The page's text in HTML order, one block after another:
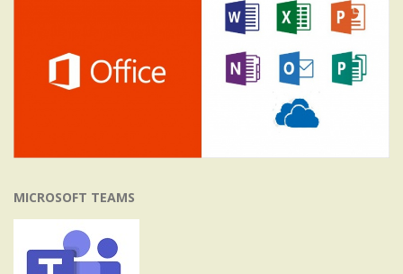
MICROSOFT TEAMS